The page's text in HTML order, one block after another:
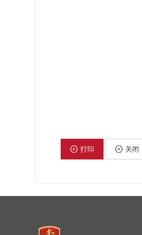
打印 关闭